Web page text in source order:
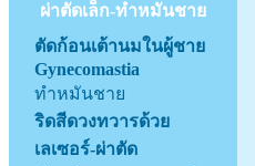
ผ่าตัดเล็ก-ทำหมันชาย
ตัดก้อนเต้านมในผู้ชาย
Gynecomastia
ทำหมันชาย
ริดสีดวงทวารด้วย
เลเซอร์-ผ่าตัด